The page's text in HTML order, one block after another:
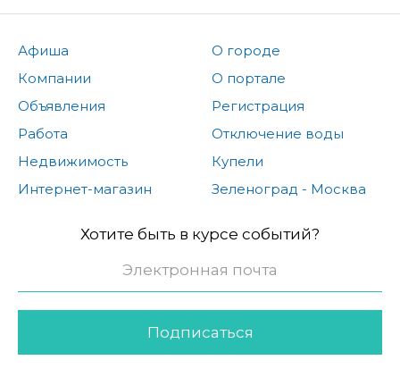
Афиша
Компании
Объявления
Работа
Недвижимость
Интернет-магазин
О городе
О портале
Регистрация
Отключение воды
Купели
Зеленоград - Москва
Хотите быть в курсе событий?
Подписаться